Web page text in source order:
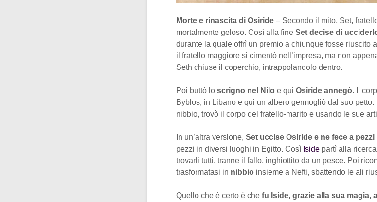
Morte e rinascita di Osiride – Secondo il mito, Set,
mortalmente geloso. Così alla fine Set decise di
durante la quale offrì un premio a chiunque fosse riuscito
il fratello maggiore si cimentò nell’impresa, ma non
Seth chiuse il coperchio, intrappolandolo dentro.
Poi buttò lo scrigno nel Nilo e qui Osiride annegò. Il
Byblos, in Libano e qui un albero germogliò dal suo petto.
nibbio, trovò il corpo del fratello-marito e usando le sue
In un’altra versione, Set uccise Osiride e ne fece a
pezzi in diversi luoghi in Egitto. Così Iside partì alla
trovarli tutti, tranne il fallo, inghiottito da un pesce. Poi
trasformatasi in nibbio insieme a Nefti, sbattendo le ali
Quello che è certo è che fu Iside, grazie alla sua magia,